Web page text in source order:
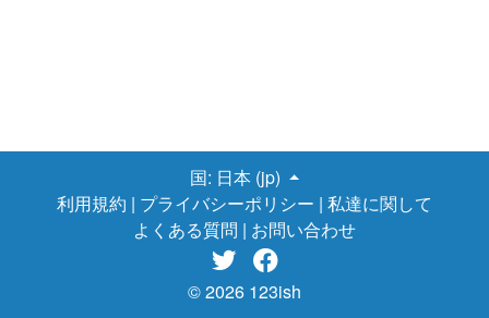
国: 日本 (jp)
利用規約 | プライバシーポリシー | 私達に関して
よくある質問 | お問い合わせ
 
© 2026 123ish